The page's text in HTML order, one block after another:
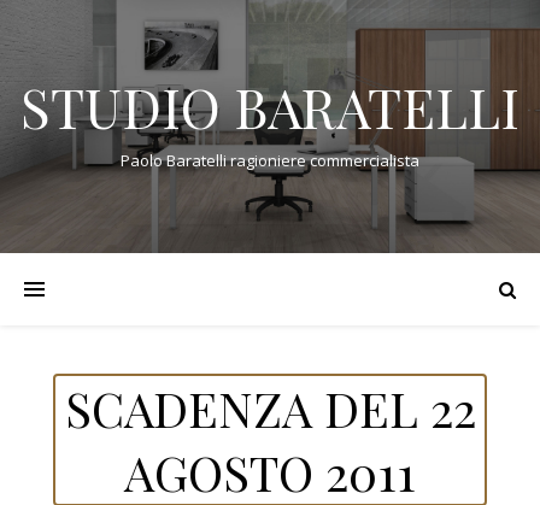
STUDIO BARATELLI
Paolo Baratelli ragioniere commercialista
SCADENZA DEL 22
AGOSTO 2011